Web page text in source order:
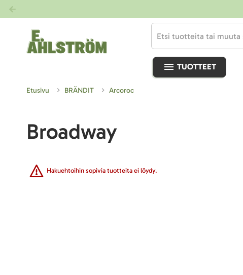
TUOTTEET
Etusivu BRÄNDIT Arcoroc
Broadway
Hakuehtoihin sopivia tuotteita ei löydy.